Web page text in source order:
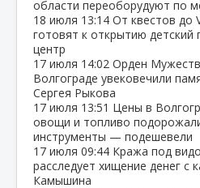
области переоборудуют по
18 июля 13:14 От квестов до
готовят к открытию детский
центр
17 июля 14:02 Орден
Волгограде увековечили
Сергея Рыкова
17 июля 13:51 Цены в
овощи и топливо
инструменты — подешевели
17 июля 09:44 Кража под
расследует хищение денег с
Камышина